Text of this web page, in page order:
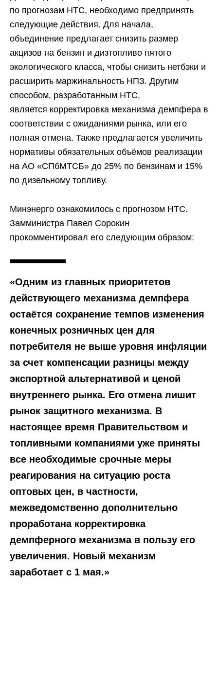
по прогнозам НТС, необходимо предпринять
следующие действия. Для начала,
объединение предлагает снизить размер
акцизов на бензин и дизтопливо пятого
экологического класса, чтобы снизить нетбэки и
расширить маржинальность НПЗ. Другим
способом, разработанным НТС,
является корректировка механизма демпфера в
соответствии с ожиданиями рынка, или его
полная отмена. Также предлагается увеличить
нормативы обязательных объёмов реализации
на АО «СПбМТСБ» до 25% по бензинам и 15%
по дизельному топливу.
Минэнерго ознакомилось с прогнозом НТС.
Замминистра Павел Сорокин
прокомментировал его следующим образом:
«Одним из главных приоритетов
действующего механизма демпфера
остаётся сохранение темпов изменения
конечных розничных цен для
потребителя не выше уровня инфляции
за счет компенсации разницы между
экспортной альтернативой и ценой
внутреннего рынка. Его отмена лишит
рынок защитного механизма. В
настоящее время Правительством и
топливными компаниями уже приняты
все необходимые срочные меры
реагирования на ситуацию роста
оптовых цен, в частности,
межведомственно дополнительно
проработана корректировка
демпферного механизма в пользу его
увеличения. Новый механизм
заработает с 1 мая.»